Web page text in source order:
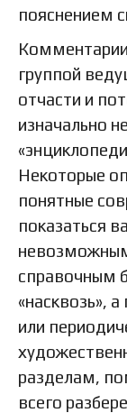
пояснением
группой
отчасти и
изначально
Некоторые
понятные
показаться
справочным
«насквозь»,
или
разделам,
всего